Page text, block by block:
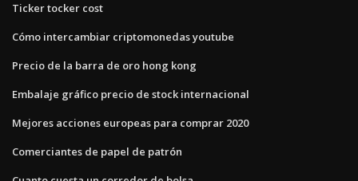
Ticker tocker cost
Cómo intercambiar criptomonedas youtube
Precio de la barra de oro hong kong
Embalaje gráfico precio de stock internacional
Mejores acciones europeas para comprar 2020
Comerciantes de papel de patrón